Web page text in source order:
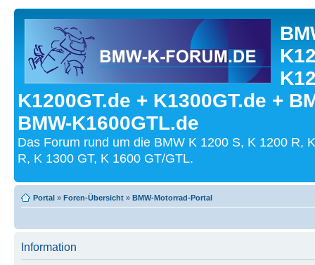
K1200GT.de + K1300GT.de +
BMW-K1600GTL.de
Das Forum rund um die BMW K 1200 S, K 1200 R,
R, K 1300 GT, K 1600 GT/GTL.
Portal » Foren-Übersicht » BMW-Motorrad-Portal
Information